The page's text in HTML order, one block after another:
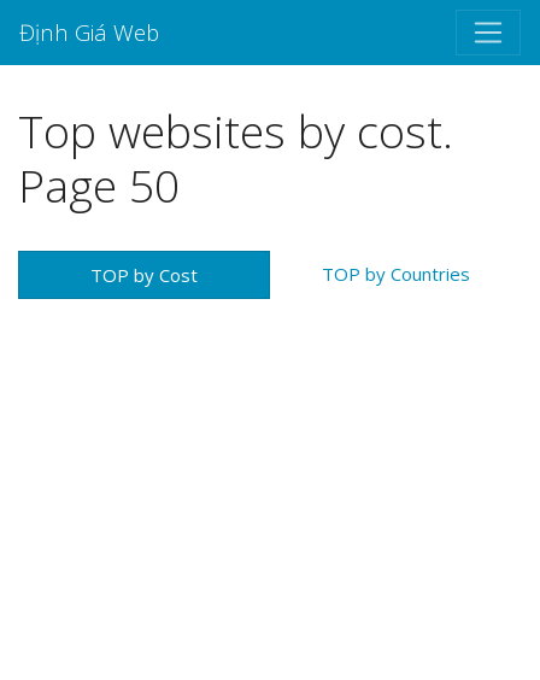
Định Giá Web
Top websites by cost.
Page 50
TOP by Cost TOP by Countries